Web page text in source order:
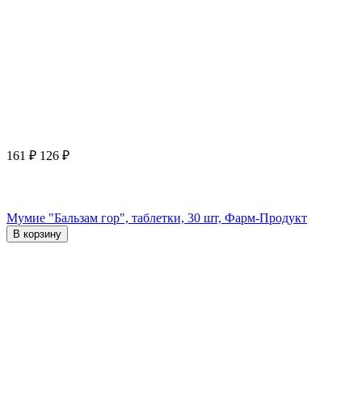
161 ₽ 126 ₽
Мумие "Бальзам гор", таблетки, 30 шт, Фарм-Продукт
В корзину